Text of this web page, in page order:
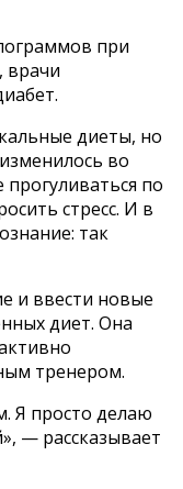
при
врачи
диеты, но
во
по
стресс. И в
так
и ввести новые
диет. Она
тренером.
Я просто делаю
— рассказывает